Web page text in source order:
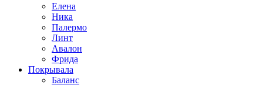
Елена
Ника
Палермо
Линт
Авалон
Фрида
Покрывала
Баланс